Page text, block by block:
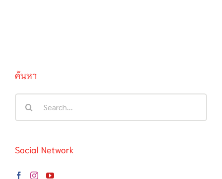
ค้นหา
Social Network